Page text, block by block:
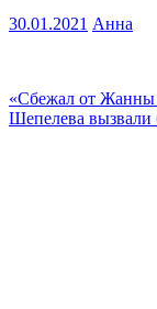
30.01.2021 Анна
Навигация
по
«Сбежал от Жанны
Шепелева вызвали